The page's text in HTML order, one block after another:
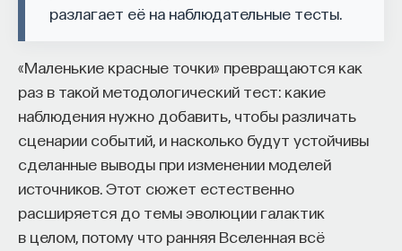
разлагает её на наблюдательные тесты.
«Маленькие красные точки» превращаются как
раз в такой методологический тест: какие
наблюдения нужно добавить, чтобы различать
сценарии событий, и насколько будут устойчивы
сделанные выводы при изменении моделей
источников. Этот сюжет естественно
расширяется до темы эволюции галактик
в целом, потому что ранняя Вселенная всё